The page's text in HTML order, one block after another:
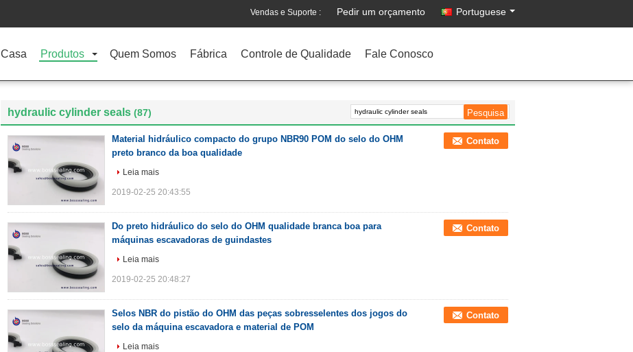
Vendas e Suporte : Pedir um orçamento Portuguese
Casa Produtos Quem Somos Fábrica Controle de Qualidade Fale Conosco
hydraulic cylinder seals (87)
Material hidráulico compacto do grupo NBR90 POM do selo do OHM
preto branco da boa qualidade
Contato
Leia mais
2019-02-25 20:43:55
Do preto hidráulico do selo do OHM qualidade branca boa para
máquinas escavadoras de guindastes
Contato
Leia mais
2019-02-25 20:48:27
Selos NBR do pistão do OHM das peças sobresselentes dos jogos do
selo da máquina escavadora e material de POM
Contato
Leia mais